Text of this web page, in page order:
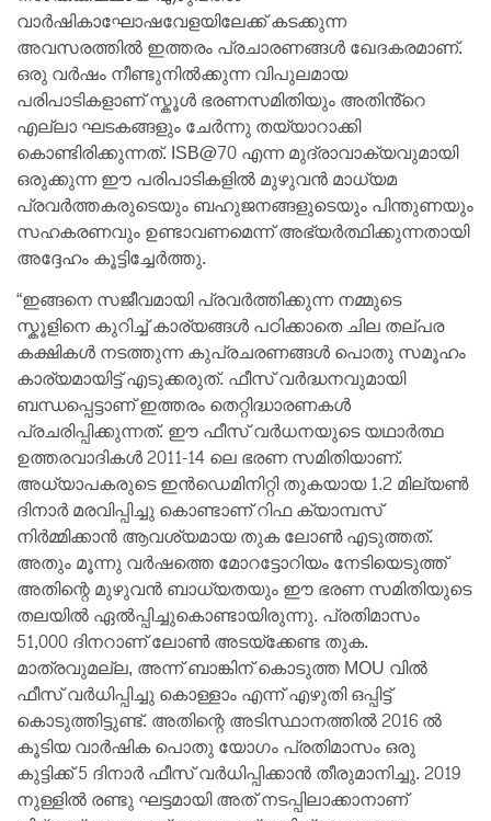
വാർഷികാഘോഷവേളയിലേക്ക് കടക്കുന്ന
അവസരത്തിൽ ഇത്തരം പ്രചാരണങ്ങൾ ഖേദകരമാണ്.
ഒരു വർഷം നീണ്ടുനിൽക്കുന്ന വിപുലമായ
പരിപാടികളാണ് സ്കൂൾ ഭരണസമിതിയും അതിൻ്റെ
എല്ലാ ഘടകങ്ങളും ചേർന്നു തയ്യാറാക്കി
കൊണ്ടിരിക്കുന്നത്. ISB@70 എന്ന മുദ്രാവാക്യവുമായി
ഒരുക്കുന്ന ഈ പരിപാടികളിൽ മുഴുവൻ മാധ്യമ
പ്രവർത്തകരുടെയും ബഹുജനങ്ങളുടെയും പിന്തുണയും
സഹകരണവും ഉണ്ടാവണമെന്ന് അഭ്യർത്ഥിക്കുന്നതായി
അദ്ദേഹം കൂട്ടിച്ചേർത്തു.
“ഇങ്ങനെ സജീവമായി പ്രവർത്തിക്കുന്ന നമ്മുടെ
സ്കൂളിനെ കുറിച്ച് കാര്യങ്ങൾ പഠിക്കാതെ ചില തല്പര
കക്ഷികൾ നടത്തുന്ന കുപ്രചരണങ്ങൾ പൊതു സമൂഹം
കാര്യമായിട്ട് എടുക്കരുത്. ഫീസ് വർദ്ധനവുമായി
ബന്ധപ്പെട്ടാണ് ഇത്തരം തെറ്റിദ്ധാരണകൾ
പ്രചരിപ്പിക്കുന്നത്. ഈ ഫീസ് വർധനയുടെ യഥാർത്ഥ
ഉത്തരവാദികൾ 2011-14 ലെ ഭരണ സമിതിയാണ്.
അധ്യാപകരുടെ ഇൻഡെമിനിറ്റി തുകയായ 1.2 മില്യൺ
ദിനാർ മരവിപ്പിച്ചു കൊണ്ടാണ് റിഫ ക്യാമ്പസ്‌
നിർമ്മിക്കാൻ ആവശ്യമായ തുക ലോൺ എടുത്തത്.
അതും മൂന്നു വർഷത്തെ മോറട്ടോറിയം നേടിയെടുത്ത്
അതിന്റെ മുഴുവൻ ബാധ്യതയും ഈ ഭരണ സമിതിയുടെ
തലയിൽ ഏൽപ്പിച്ചുകൊണ്ടായിരുന്നു. പ്രതിമാസം
51,000 ദിനറാണ് ലോൺ അടയ്‌ക്കേണ്ട തുക.
മാത്രവുമല്ല, അന്ന് ബാങ്കിന് കൊടുത്ത MOU വിൽ
ഫീസ് വർധിപ്പിച്ചു കൊള്ളാം എന്ന് എഴുതി ഒപ്പിട്ട്
കൊടുത്തിട്ടുണ്ട്. അതിന്റെ അടിസ്ഥാനത്തിൽ 2016 ൽ
കൂടിയ വാർഷിക പൊതു യോഗം പ്രതിമാസം ഒരു
കുട്ടിക്ക് 5 ദിനാർ ഫീസ് വർധിപ്പിക്കാൻ തീരുമാനിച്ചു. 2019
നുള്ളിൽ രണ്ടു ഘട്ടമായി അത് നടപ്പിലാക്കാനാണ്